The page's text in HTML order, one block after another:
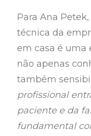
Para Ana
técnica da
em casa é uma
não apenas
também
profissional
paciente e da
fundamental